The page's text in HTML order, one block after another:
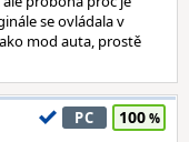
se ovládala v
mod auta, prostě
PC 100